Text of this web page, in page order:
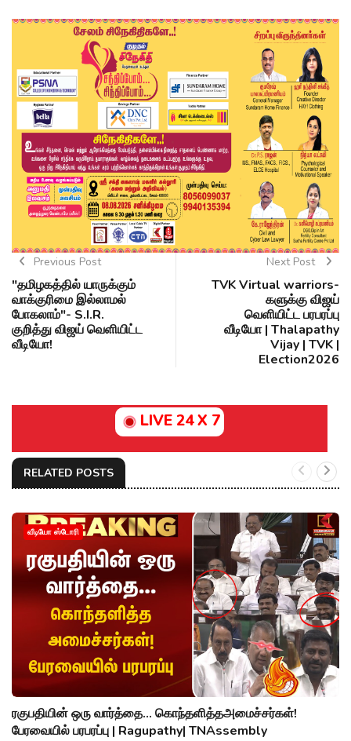
Previous Post
"தமிழகத்தில் யாருக்கும்
வாக்குரிமை இல்லாமல்
போகலாம்"- S.I.R.
குறித்து விஜய் வெளியிட்ட
வீடியோ!
Next Post
TVK Virtual warriors-
களுக்கு விஜய்
வெளியிட்ட பரபரப்பு
வீடியோ | Thalapathy
Vijay | TVK |
Election2026
LIVE 24 X 7
RELATED POSTS
வீடியோ ஸ்டோரி
ரகுபதியின் ஒரு வார்த்தை... கொந்தளித்தஅமைச்சர்கள்!
பேரவையில் பரபரப்பு | Ragupathy| TNAssembly